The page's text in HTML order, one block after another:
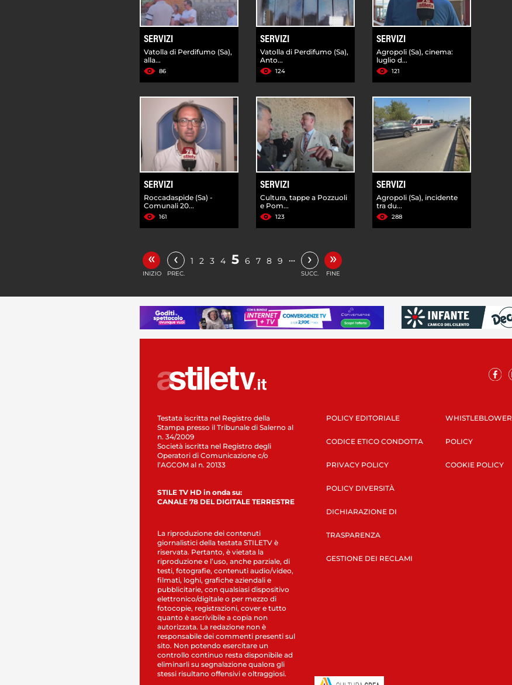
SERVIZI
Vatolla di Perdifumo (Sa),
alla...
86
SERVIZI
Vatolla di Perdifumo (Sa),
Anto...
124
SERVIZI
Agropoli (Sa), cinema:
luglio d...
121
SERVIZI
Roccadaspide (Sa) -
Comunali 20...
161
SERVIZI
Cultura, tappe a Pozzuoli
e Pom...
123
SERVIZI
Agropoli (Sa), incidente
tra du...
288
«
INIZIO
‹
PREC.
1 2 3 4 5 6 7 8 9 … ›
SUCC.
»
FINE
Testata iscritta nel Registro della
Stampa presso il Tribunale di Salerno al
n. 34/2009
Società iscritta nel Registro degli
Operatori di Comunicazione c/o
l’AGCOM al n. 20133
STILE TV HD in onda su:
CANALE 78 DEL DIGITALE TERRESTRE
La riproduzione dei contenuti
giornalistici della testata STILETV è
riservata. Pertanto, è vietata la
riproduzione e l’uso, anche parziale, di
testi, fotografie, contenuti audio/video,
filmati, loghi, grafiche aziendali e
pubblicitarie, con qualsiasi dispositivo
elettronico/digitale o per mezzo di
fotocopie, registrazioni, cover e tutto
quanto è ascrivibile a copia non
autorizzata. La redazione non è
responsabile dei commenti presenti sul
sito. Non potendo esercitare un
controllo continuo resta disponibile ad
eliminarli su segnalazione qualora gli
stessi risultano offensivi e oltraggiosi.
POLICY EDITORIALE
CODICE ETICO CONDOTTA
PRIVACY POLICY
POLICY DIVERSITÀ
DICHIARAZIONE DI
TRASPARENZA
GESTIONE DEI RECLAMI
WHISTLEBLOWER
POLICY
COOKIE POLICY